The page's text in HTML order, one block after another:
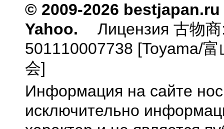
© 2009-2026
Yahoo.
Лицензия 古物
501110007738 [Toyama/
会]
Информация на сайте
исключительно